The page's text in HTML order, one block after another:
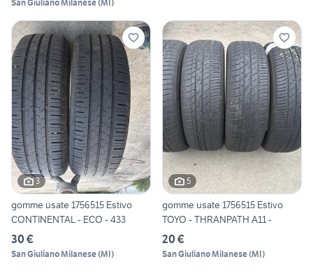
San Giuliano Milanese(MI)
3
gomme usate 1756515 Estivo
CONTINENTAL - ECO - 433
30 €
San Giuliano Milanese(MI)
5
gomme usate 1756515 Estivo
TOYO - THRANPATH A11 -
20 €
San Giuliano Milanese(MI)